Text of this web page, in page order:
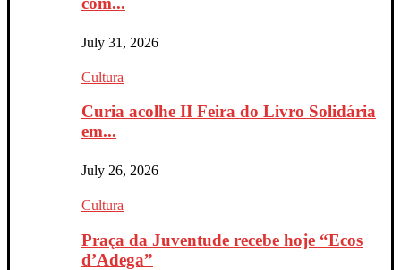
July 31, 2026
Cultura
Curia acolhe II Feira do Livro Solidária
em...
July 26, 2026
Cultura
Praça da Juventude recebe hoje “Ecos
d’Adega”